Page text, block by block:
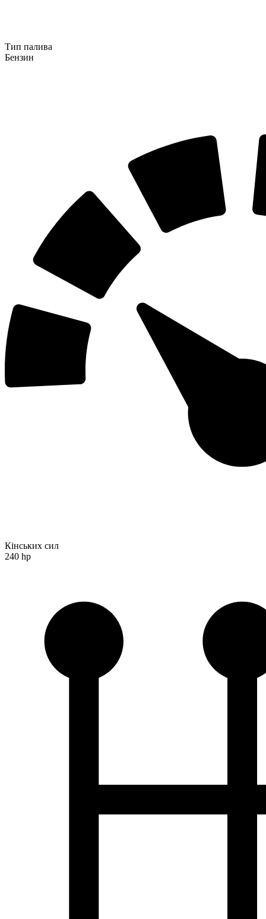
Тип палива
Бензин
Кінських сил
240 hp